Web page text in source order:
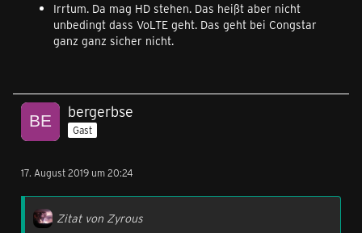
Irrtum. Da mag HD stehen. Das heißt aber nicht
unbedingt dass VoLTE geht. Das geht bei Congstar
ganz ganz sicher nicht.
bergerbse
Gast
17. August 2019 um 20:24
Zitat von Zyrous